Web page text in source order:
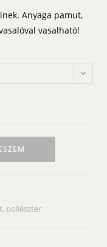
Anyaga pamut,
vasalható!
poliészter